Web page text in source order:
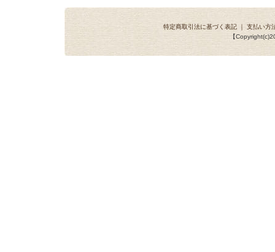
特定商取引法に基づく表記 ｜ 支払い方
【